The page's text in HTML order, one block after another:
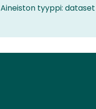
Aineiston tyyppi: dataset